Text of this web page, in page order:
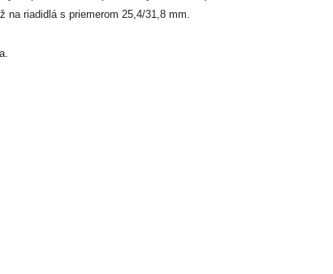
na riadidlá s priemerom 25,4/31,8 mm.